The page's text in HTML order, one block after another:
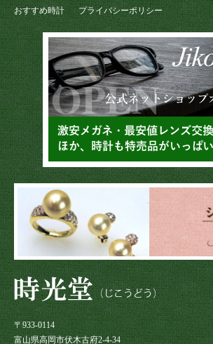
おすすめ時計
プライバシーポリシー
〒933-0114
富山県高岡市伏木古府2-4-34